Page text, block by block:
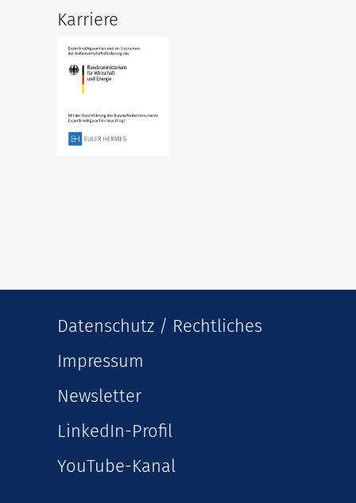
Karriere
Datenschutz / Rechtliches
Impressum
Newsletter
LinkedIn-Profil
YouTube-Kanal